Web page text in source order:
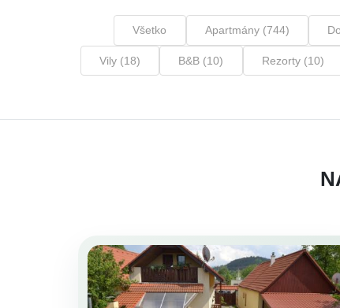
Všetko Apartmány (744)
Vily (18) B&B (10) Rezorty (10)